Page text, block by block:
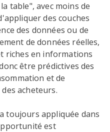
table", avec moins de
des couches
des données ou de
de données réelles,
riches en informations
être prédictives des
et de
acheteurs.
toujours appliquée dans
est